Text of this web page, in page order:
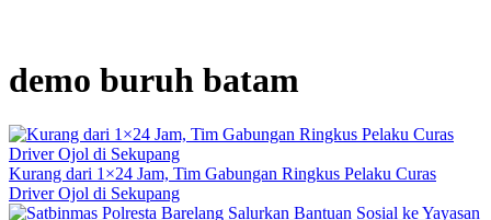
demo buruh batam
Kurang dari 1×24 Jam, Tim Gabungan Ringkus Pelaku Curas
Driver Ojol di Sekupang